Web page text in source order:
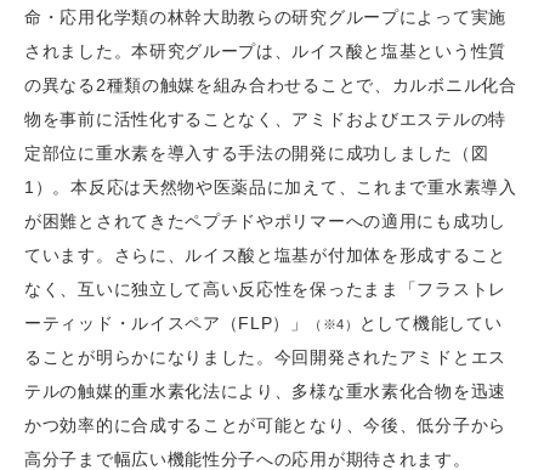
命・応用化学類の林幹大助教らの研究グループによって実施
されました。本研究グループは、ルイス酸と塩基という性質
の異なる2種類の触媒を組み合わせることで、カルボニル化合
物を事前に活性化することなく、アミドおよびエステルの特
定部位に重水素を導入する手法の開発に成功しました（図
1）。本反応は天然物や医薬品に加えて、これまで重水素導入
が困難とされてきたペプチドやポリマーへの適用にも成功し
ています。さらに、ルイス酸と塩基が付加体を形成すること
なく、互いに独立して高い反応性を保ったまま「フラストレ
ーティッド・ルイスペア（FLP）」
（※4）
として機能してい
ることが明らかになりました。今回開発されたアミドとエス
テルの触媒的重水素化法により、多様な重水素化合物を迅速
かつ効率的に合成することが可能となり、今後、低分子から
高分子まで幅広い機能性分子への応用が期待されます。